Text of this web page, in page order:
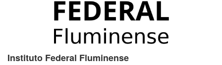
Instituto Federal Fluminense